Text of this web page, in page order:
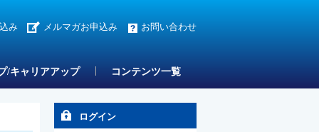
み メルマガお申込み お問い合わせ
/キャリアアップ コンテンツ一覧
ログイン